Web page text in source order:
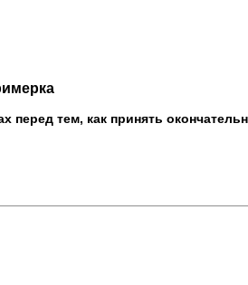
тем, как принять